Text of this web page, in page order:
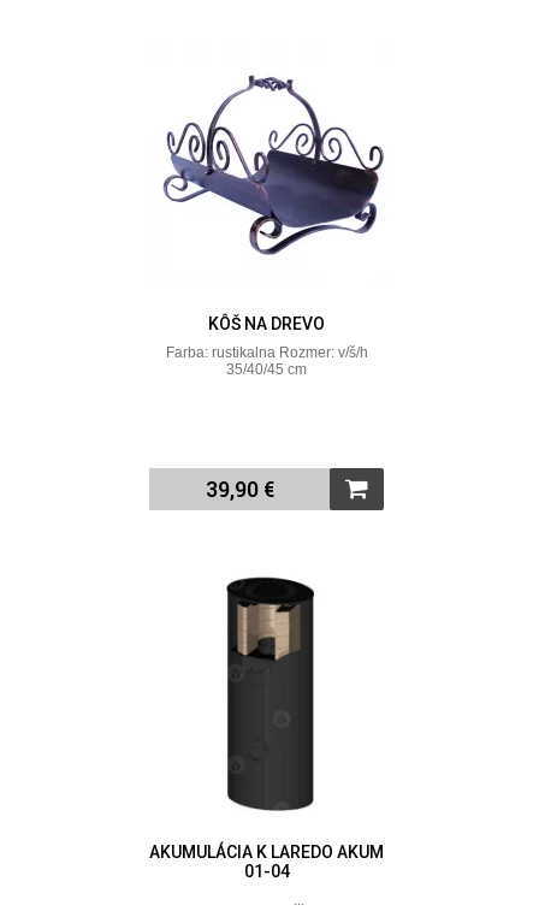
KÔŠ NA DREVO
Farba: rustikalna Rozmer: v/š/h
35/40/45 cm
39,90 €
AKUMULÁCIA K LAREDO AKUM
01-04
...